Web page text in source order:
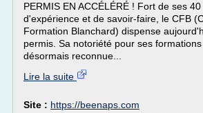
PERMIS EN ACCÉLÉRÉ ! Fort de ses
d'expérience et de savoir-faire, le CFB
Formation Blanchard) dispense
permis. Sa notoriété pour ses
désormais reconnue...
Lire la suite
Site : https://beenaps.com